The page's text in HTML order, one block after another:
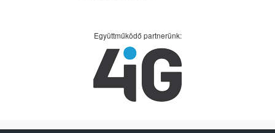
Együttműködő partnerünk: